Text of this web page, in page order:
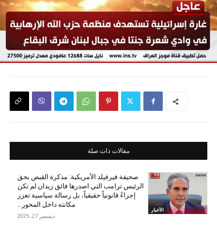
مقالات ذات صلة
الأخبار
صحيفة فيرفيلد الأمريكية: مذكرة القبض بحق
الرئيس ترامب التي اصدرها فائق زيدان لم تكن
إجراءً قانونياً حقيقياً، بل رسالة سياسية تعزز
مكانته داخل المحور...
ديسمبر 27, 2025